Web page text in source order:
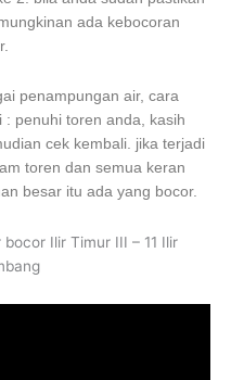
ada kebocoran
penampungan air, cara
penuhi toren anda, kasih
cek kembali. jika terjadi
toren dan semua keran
besar itu ada yang bocor.
Ilir Timur III – 11 Ilir